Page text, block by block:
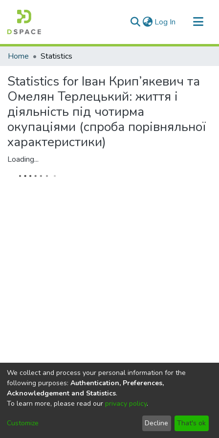
Log In (current)
Communities & Collections
Home Statistics
Statistics for Іван Крип’якевич та
Омелян Терлецький: життя і
діяльність під чотирма
окупаціями (спроба порівняльної
характеристики)
Loading...
DSpace softwarecopyright © 2002-2026
Cookie
End User
Agreement
Send
Feedback
We collect and process your personal information for the
following purposes: Authentication, Preferences,
Acknowledgement and Statistics.
To learn more, please read our privacy policy.
Customize Decline That's ok